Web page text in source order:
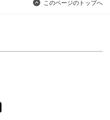
このページのトップへ